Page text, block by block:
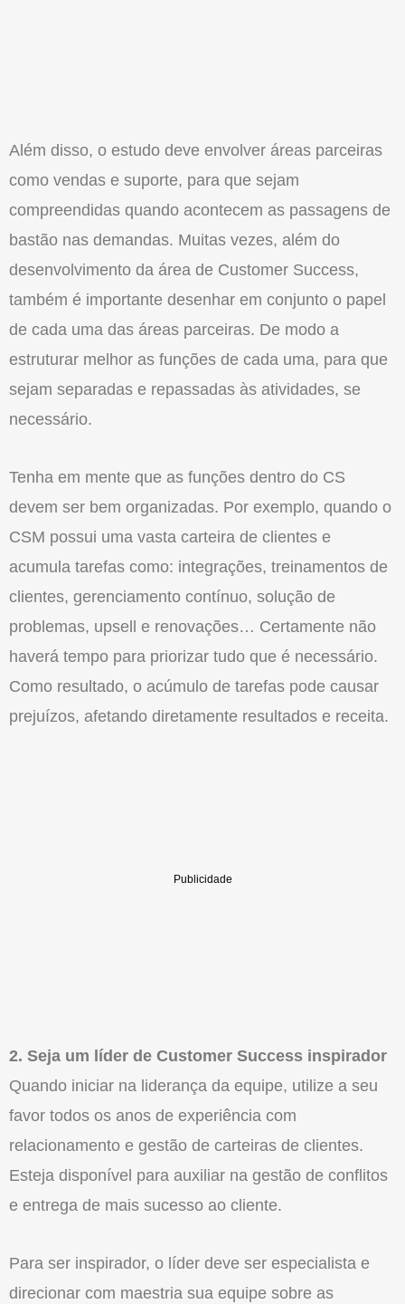
Além disso, o estudo deve envolver áreas parceiras
como vendas e suporte, para que sejam
compreendidas quando acontecem as passagens de
bastão nas demandas. Muitas vezes, além do
desenvolvimento da área de Customer Success,
também é importante desenhar em conjunto o papel
de cada uma das áreas parceiras. De modo a
estruturar melhor as funções de cada uma, para que
sejam separadas e repassadas às atividades, se
necessário.
Tenha em mente que as funções dentro do CS
devem ser bem organizadas. Por exemplo, quando o
CSM possui uma vasta carteira de clientes e
acumula tarefas como: integrações, treinamentos de
clientes, gerenciamento contínuo, solução de
problemas, upsell e renovações… Certamente não
haverá tempo para priorizar tudo que é necessário.
Como resultado, o acúmulo de tarefas pode causar
prejuízos, afetando diretamente resultados e receita.
2. Seja um líder de Customer Success inspirador
Quando iniciar na liderança da equipe, utilize a seu
favor todos os anos de experiência com
relacionamento e gestão de carteiras de clientes.
Esteja disponível para auxiliar na gestão de conflitos
e entrega de mais sucesso ao cliente.
Para ser inspirador, o líder deve ser especialista e
direcionar com maestria sua equipe sobre as